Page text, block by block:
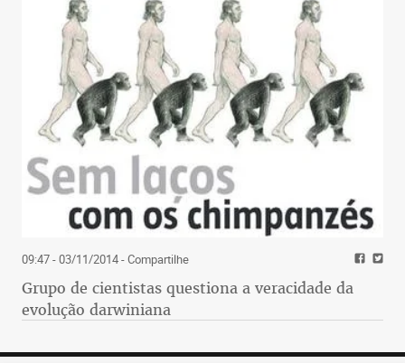
09:47 - 03/11/2014- Compartilhe
Grupo de cientistas questiona a veracidade da
evolução darwiniana